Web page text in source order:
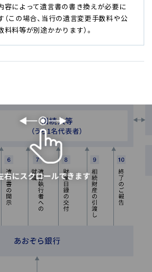
容によって遺言書の書き換えが必要に
（この場合、当行の遺言変更手数料や公
料料等が別途かかります）。